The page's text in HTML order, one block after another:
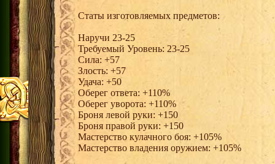
Статы изготовляемых предметов:
Наручи 23-25
Требуемый Уровень: 23-25
Сила: +57
Злость: +57
Удача: +50
Оберег ответа: +110%
Оберег уворота: +110%
Броня левой руки: +150
Броня правой руки: +150
Мастерство кулачного боя: +105%
Мастерство владения оружием: +105%